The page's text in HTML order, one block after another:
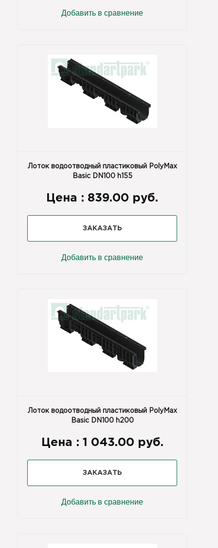
Добавить в сравнение
Лоток водоотводный пластиковый PolyMax
Basic DN100 h155
Цена : 839.00 руб.
ЗАКАЗАТЬ
Добавить в сравнение
Лоток водоотводный пластиковый PolyMax
Basic DN100 h200
Цена : 1 043.00 руб.
ЗАКАЗАТЬ
Добавить в сравнение